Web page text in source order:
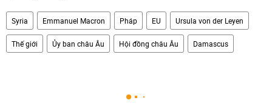
Syria Emmanuel Macron Pháp EU Ursula von der Leyen
Thế giới Ủy ban châu Âu Hội đồng châu Âu Damascus